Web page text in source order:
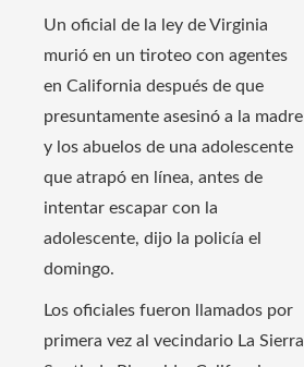
Un oficial de la ley de Virginia
murió en un tiroteo con agentes
en California después de que
presuntamente asesinó a la madre
y los abuelos de una adolescente
que atrapó en línea, antes de
intentar escapar con la
adolescente, dijo la policía el
domingo.
Los oficiales fueron llamados por
primera vez al vecindario La Sierra